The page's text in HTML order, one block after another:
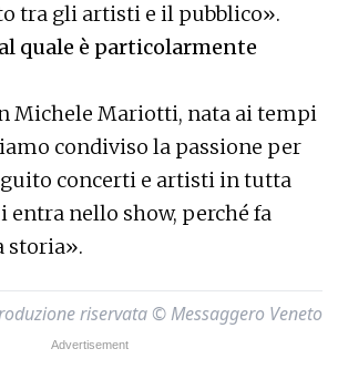
tra gli artisti e il pubblico».
quale è particolarmente
Michele Mariotti, nata ai tempi
condiviso la passione per
concerti e artisti in tutta
entra nello show, perché fa
storia».
riservata © Messaggero Veneto